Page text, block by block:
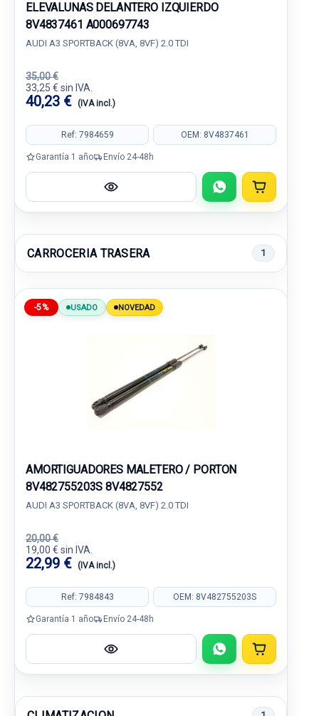
ELEVALUNAS DELANTERO IZQUIERDO
8V4837461 A000697743
AUDI A3 SPORTBACK (8VA, 8VF) 2.0 TDI
35,00 €
33,25 € sin IVA.
40,23 € (IVA incl.)
Ref: 7984659 OEM: 8V4837461
Garantía 1 año Envío 24-48h
CARROCERIA TRASERA 1
-5% USADO NOVEDAD
AMORTIGUADORES MALETERO / PORTON
8V482755203S 8V4827552
AUDI A3 SPORTBACK (8VA, 8VF) 2.0 TDI
20,00 €
19,00 € sin IVA.
22,99 € (IVA incl.)
Ref: 7984843 OEM: 8V482755203S
Garantía 1 año Envío 24-48h